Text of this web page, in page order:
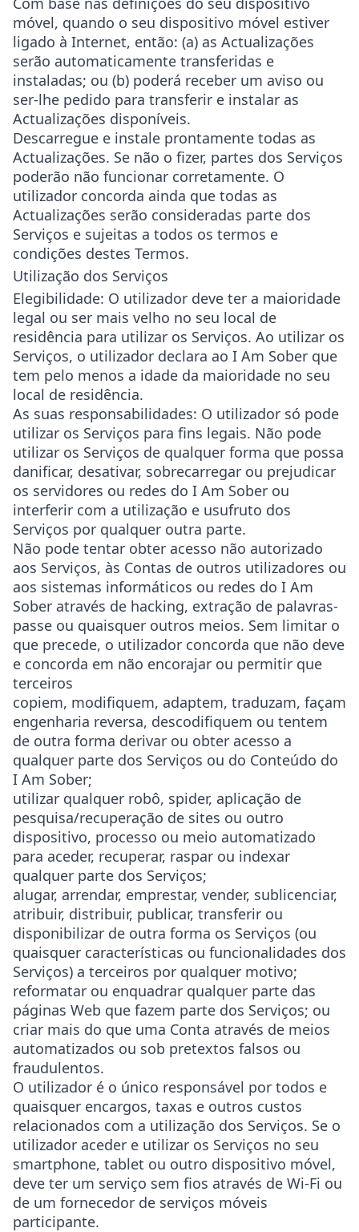
móvel, quando o seu dispositivo móvel estiver
ligado à Internet, então: (a) as Actualizações
serão automaticamente transferidas e
instaladas; ou (b) poderá receber um aviso ou
ser-lhe pedido para transferir e instalar as
Actualizações disponíveis.
Descarregue e instale prontamente todas as
Actualizações. Se não o fizer, partes dos Serviços
poderão não funcionar corretamente. O
utilizador concorda ainda que todas as
Actualizações serão consideradas parte dos
Serviços e sujeitas a todos os termos e
condições destes Termos.
Utilização dos Serviços
Elegibilidade: O utilizador deve ter a maioridade
legal ou ser mais velho no seu local de
residência para utilizar os Serviços. Ao utilizar os
Serviços, o utilizador declara ao I Am Sober que
tem pelo menos a idade da maioridade no seu
local de residência.
As suas responsabilidades: O utilizador só pode
utilizar os Serviços para fins legais. Não pode
utilizar os Serviços de qualquer forma que possa
danificar, desativar, sobrecarregar ou prejudicar
os servidores ou redes do I Am Sober ou
interferir com a utilização e usufruto dos
Serviços por qualquer outra parte.
Não pode tentar obter acesso não autorizado
aos Serviços, às Contas de outros utilizadores ou
aos sistemas informáticos ou redes do I Am
Sober através de hacking, extração de palavras-
passe ou quaisquer outros meios. Sem limitar o
que precede, o utilizador concorda que não deve
e concorda em não encorajar ou permitir que
terceiros
copiem, modifiquem, adaptem, traduzam, façam
engenharia reversa, descodifiquem ou tentem
de outra forma derivar ou obter acesso a
qualquer parte dos Serviços ou do Conteúdo do
I Am Sober;
utilizar qualquer robô, spider, aplicação de
pesquisa/recuperação de sites ou outro
dispositivo, processo ou meio automatizado
para aceder, recuperar, raspar ou indexar
qualquer parte dos Serviços;
alugar, arrendar, emprestar, vender, sublicenciar,
atribuir, distribuir, publicar, transferir ou
disponibilizar de outra forma os Serviços (ou
quaisquer características ou funcionalidades dos
Serviços) a terceiros por qualquer motivo;
reformatar ou enquadrar qualquer parte das
páginas Web que fazem parte dos Serviços; ou
criar mais do que uma Conta através de meios
automatizados ou sob pretextos falsos ou
fraudulentos.
O utilizador é o único responsável por todos e
quaisquer encargos, taxas e outros custos
relacionados com a utilização dos Serviços. Se o
utilizador aceder e utilizar os Serviços no seu
smartphone, tablet ou outro dispositivo móvel,
deve ter um serviço sem fios através de Wi-Fi ou
de um fornecedor de serviços móveis
participante.